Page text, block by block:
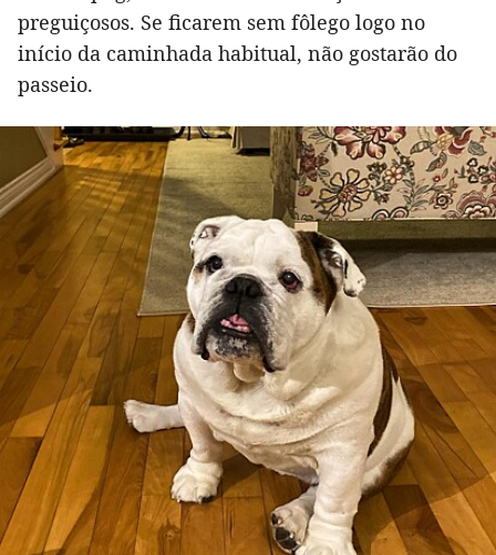
preguiçosos. Se ficarem sem fôlego logo no
início da caminhada habitual, não gostarão do
passeio.